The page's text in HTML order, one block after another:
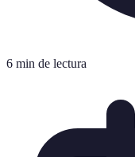
6 min de lectura